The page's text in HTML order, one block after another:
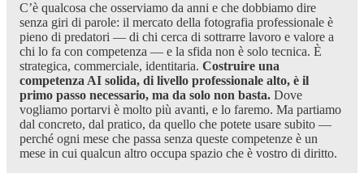
C’è qualcosa che osserviamo da anni e che dobbiamo dire
senza giri di parole: il mercato della fotografia professionale è
pieno di predatori — di chi cerca di sottrarre lavoro e valore a
chi lo fa con competenza — e la sfida non è solo tecnica. È
strategica, commerciale, identitaria. Costruire una
competenza AI solida, di livello professionale alto, è il
primo passo necessario, ma da solo non basta. Dove
vogliamo portarvi è molto più avanti, e lo faremo. Ma partiamo
dal concreto, dal pratico, da quello che potete usare subito —
perché ogni mese che passa senza queste competenze è un
mese in cui qualcun altro occupa spazio che è vostro di diritto.